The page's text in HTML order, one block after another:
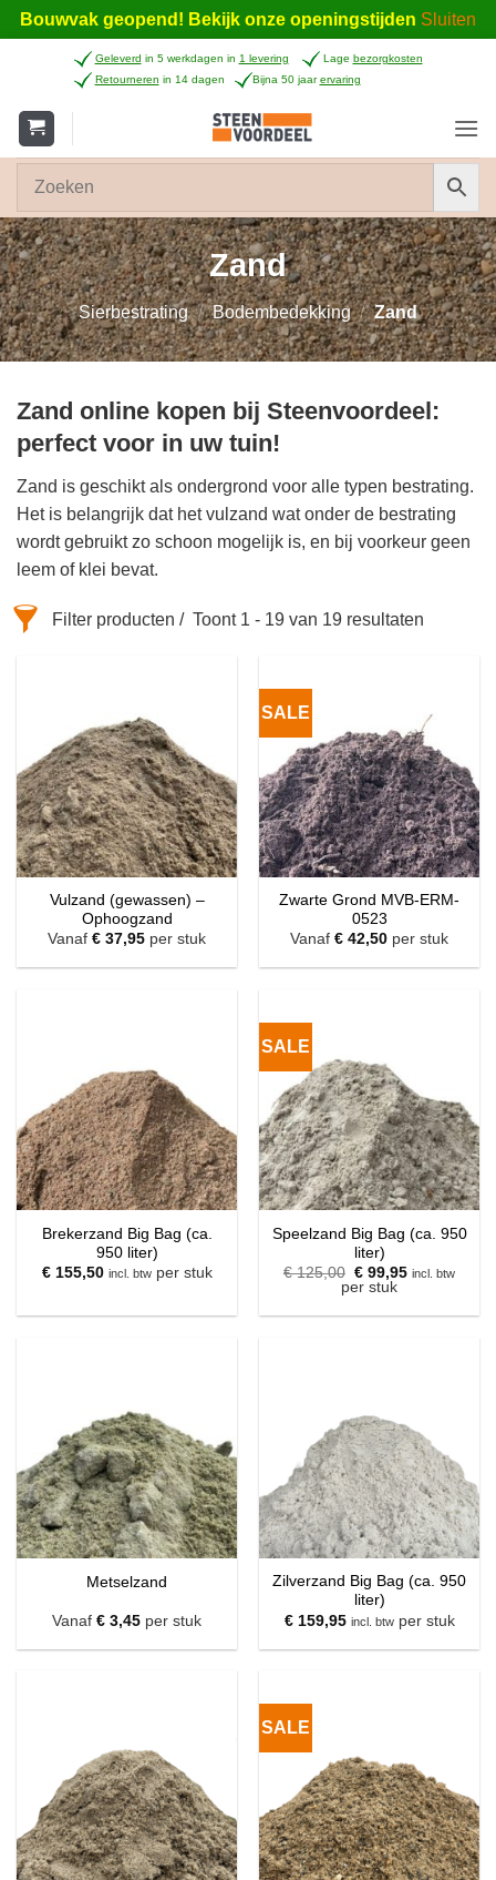
Bouwvak geopend! Bekijk onze openingstijden Sluiten
inhoud
Geleverd in 5 werkdagen in 1 levering Lage bezorgkosten
Retourneren in 14 dagen Bijna 50 jaarervaring
Zand
Sierbestrating / Bodembedekking / Zand
Zand online kopen bij Steenvoordeel:
perfect voor in uw tuin!
Zand is geschikt als ondergrond voor alle typen bestrating.
Het is belangrijk dat het vulzand wat onder de bestrating
wordt gebruikt zo schoon mogelijk is, en bij voorkeur geen
leem of klei bevat.
Filter producten Toont 1 - 19 van 19 resultaten
Vulzand (gewassen) –
Ophoogzand
Vanaf € 37,95 per stuk
SALE
Zwarte Grond MVB-ERM-
0523
Vanaf € 42,50 per stuk
Brekerzand Big Bag (ca.
950 liter)
€155,50 incl. btwper stuk
SALE
Speelzand Big Bag (ca. 950
liter)
€125,00 Oorspronkelijke
prijs
€ 125,00.
€ 99,95Huidige
€ 99,95.
incl. btw
per stuk
Metselzand
Vanaf € 3,45 per stuk
Zilverzand Big Bag (ca. 950
liter)
€159,95 incl. btwper stuk
SALE